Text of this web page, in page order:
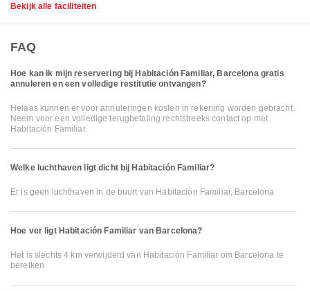
Bekijk alle faciliteiten
FAQ
Hoe kan ik mijn reservering bij Habitación Familiar, Barcelona gratis
annuleren en een volledige restitutie ontvangen?
Helaas kunnen er voor annuleringen kosten in rekening worden gebracht.
Neem voor een volledige terugbetaling rechtstreeks contact op met
Habitación Familiar.
Welke luchthaven ligt dicht bij Habitación Familiar?
Er is geen luchthaven in de buurt van Habitación Familiar, Barcelona
Hoe ver ligt Habitación Familiar van Barcelona?
Het is slechts 4 km verwijderd van Habitación Familiar om Barcelona te
bereiken